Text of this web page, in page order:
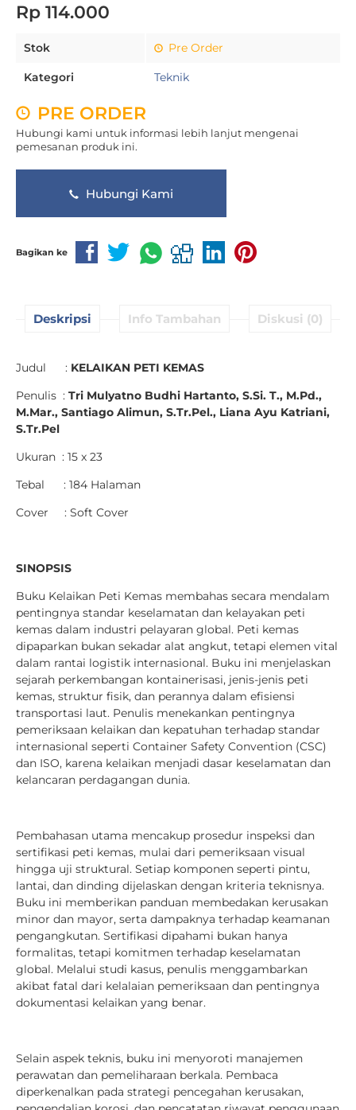
Rp 114.000
Stok Pre Order
Kategori Teknik
PRE ORDER
Hubungi kami untuk informasi lebih lanjut mengenai
pemesanan produk ini.
Hubungi Kami
Bagikan ke
Deskripsi Info Tambahan Diskusi (0)
Judul : KELAIKAN PETI KEMAS
Penulis : Tri Mulyatno Budhi Hartanto, S.Si. T., M.Pd.,
M.Mar., Santiago Alimun, S.Tr.Pel., Liana Ayu Katriani,
S.Tr.Pel
Ukuran : 15 x 23
Tebal : 184 Halaman
Cover : Soft Cover
SINOPSIS
Buku Kelaikan Peti Kemas membahas secara mendalam
pentingnya standar keselamatan dan kelayakan peti
kemas dalam industri pelayaran global. Peti kemas
dipaparkan bukan sekadar alat angkut, tetapi elemen vital
dalam rantai logistik internasional. Buku ini menjelaskan
sejarah perkembangan kontainerisasi, jenis-jenis peti
kemas, struktur fisik, dan perannya dalam efisiensi
transportasi laut. Penulis menekankan pentingnya
pemeriksaan kelaikan dan kepatuhan terhadap standar
internasional seperti Container Safety Convention (CSC)
dan ISO, karena kelaikan menjadi dasar keselamatan dan
kelancaran perdagangan dunia.
Pembahasan utama mencakup prosedur inspeksi dan
sertifikasi peti kemas, mulai dari pemeriksaan visual
hingga uji struktural. Setiap komponen seperti pintu,
lantai, dan dinding dijelaskan dengan kriteria teknisnya.
Buku ini memberikan panduan membedakan kerusakan
minor dan mayor, serta dampaknya terhadap keamanan
pengangkutan. Sertifikasi dipahami bukan hanya
formalitas, tetapi komitmen terhadap keselamatan
global. Melalui studi kasus, penulis menggambarkan
akibat fatal dari kelalaian pemeriksaan dan pentingnya
dokumentasi kelaikan yang benar.
Selain aspek teknis, buku ini menyoroti manajemen
perawatan dan pemeliharaan berkala. Pembaca
diperkenalkan pada strategi pencegahan kerusakan,